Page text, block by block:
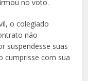
no voto.
o colegiado
não
suspendesse suas
cumprisse com sua